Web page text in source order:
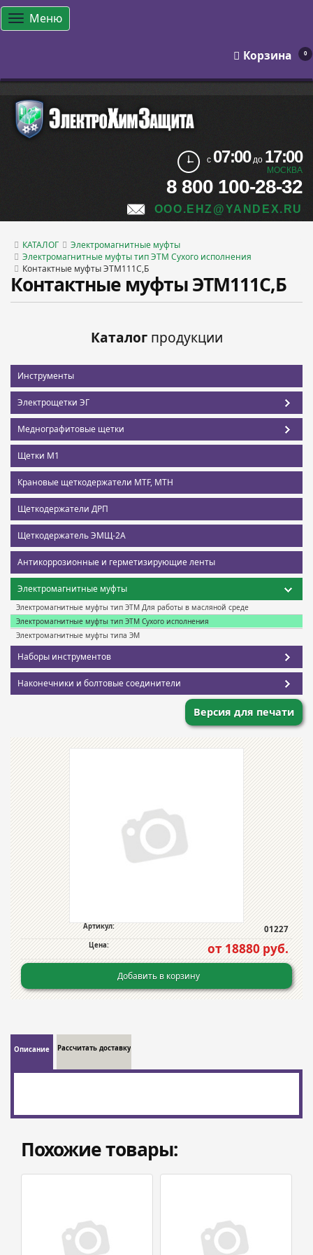
Меню
Корзина 0
с 07:00до 17:00
МОСКВА
8 800 100-28-32
OOO.EHZ@YANDEX.RU
КАТАЛОГ
Электромагнитные муфты
Электромагнитные муфты тип ЭТМ Сухого исполнения
Контактные муфты ЭТМ111С,Б
Контактные муфты ЭТМ111С,Б
Каталогпродукции
Инструменты
Электрощетки ЭГ
Меднографитовые щетки
Щетки М1
Крановые щеткодержатели MTF, MTH
Щеткодержатели ДРП
Щеткодержатель ЭМЩ-2А
Антикоррозионные и герметизирующие ленты
Электромагнитные муфты
Электромагнитные муфты тип ЭТМ Для работы в масляной среде
Электромагнитные муфты тип ЭТМ Сухого исполнения
Электромагнитные муфты типа ЭМ
Наборы инструментов
Наконечники и болтовые соединители
Версия для печати
Артикул: 01227
Цена: от 18880 руб.
Добавить в корзину
Описание Рассчитать доставку
Похожие товары: